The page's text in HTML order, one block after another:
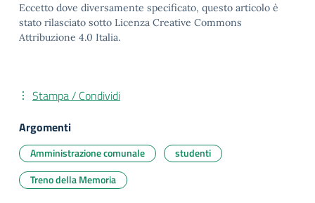
Eccetto dove diversamente specificato, questo articolo è
stato rilasciato sotto Licenza Creative Commons
Attribuzione 4.0 Italia.
Stampa / Condividi
Argomenti
Amministrazione comunale
studenti
Treno della Memoria